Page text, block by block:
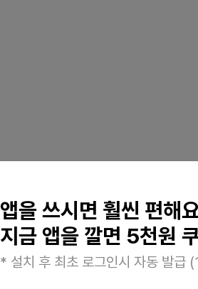
앱을 쓰시면 훨씬 편해
지금 앱을 깔면 5천원
* 설치 후 최초 로그인시 자동 발급